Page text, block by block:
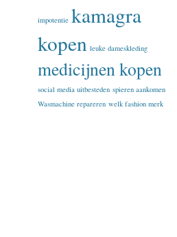
impotentie kamagra
kopen leuke dameskleding
medicijnen kopen
social media uitbesteden spieren aankomen
Wasmachine repareren welk fashion merk